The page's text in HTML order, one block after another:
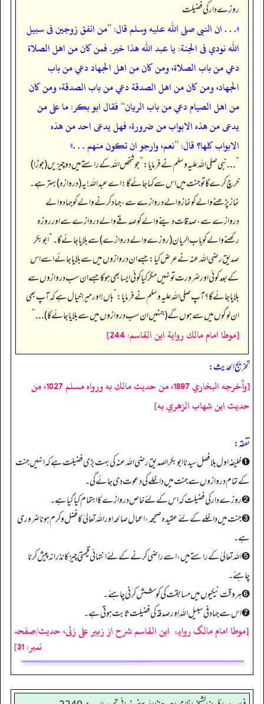
روزے دار کی فضیلت
«. . . ان النبى صلى الله عليه وسلم قال:”من انفق زوجين فى سبيل
الله نودي فى الجنة: يا عبد الله هذا خير. فمن كان من اهل الصلاة
دعي من باب الصلاة، ومن كان من اهل الجهاد دعي من باب
الجهاد، ومن كان من اهل الصدقة دعي من باب الصدقة، ومن كان
من اهل الصيام دعي من باب الريان“فقال ابو بكر: ما على من
يدعى من هذه الابواب من ضرورة، فهل يدعى احد من هذه
الابواب كلها؟ قال:”نعم، وارجو ان تكون منهم . . .»
”... نبی صلی اللہ علیہ وسلم نے فرمایا:”جو شخص اللہ کے راستے میں دو چیزیں (جوڑا)
خرچ کرے گا تو جنت میں اس سے کہا جائے گا: اے عبداللہ! یہ (دروازہ) بہتر ہے۔
نماز پڑھنے والے کو نماز والے دروازے سے، جہاد کرنے والے کو جہاد والے
دروازے سے، صدقات دینے والے کو صدقے والے دروازے سے اور روزہ
رکھنے والے کو باب الریان (روزے والے دروازے) سے بلایا جائے گا۔“ابوبکر
صدیق رضی اللہ عنہ نے عرض کیا: جسے ان دروازوں میں سے بلایا جائے اسے اس
کے بعد کوئی اور ضرورت تو نہیں مگر کیا کوئی ایسا بھی ہوگا جسے ان سب دروازوں سے
بلایا جائے گا؟ آپ صلی اللہ علیہ وسلم نے فرمایا:”ہاں! اور میرا خیال ہے کہ آپ بھی
ان لوگوں میں سے ہوں گے (جنہیں ان سب دروازوں میں سے بلایا جائے گا) ...“
[موطا امام مالك رواية ابن القاسم: 244]
تخریج الحدیث:
[وأخرجه البخاري 1897، من حديث مالك به ورواه مسلم 1027، من
حديث ابن شهاب الزهري به]
تفقه:
➊ خلیفہ اول بلافصل سیدنا ابوبکر الصدیق رضی اللہ عنہ کی بہت بڑی فضیلت ہے کہ انہیں جنت
کے تمام دروازوں سے جنت میں داخلے کی دعوت دی جائے گی۔
➋ روزے دار کی فضیلت کہ اس کے لئے خاص دروازے کا اہتمام کیا گیا ہے۔
➌ جنت میں داخلے کے لئے عقیدہ صحیحہ، اعمال صالحہ اور اللہ تعالیٰ کا فضل و کرم ہونا ضروری
ہے۔
➎ اللہ تعالیٰ کے راستے میں، اسے راضی کرنے کے لئے انتہائی قیمتی چیز کا نذرانہ پیش کرنا
چاہئے۔
➏ ہر وقت نیکیوں میں مسابقت کی کوشش کرنی چاہئے۔
➐ اس سے جہاد فی سبیل اللہ اور صدقہ کی فضیلت ثابت ہوتی ہے۔
[موطا امام مالک روایۃ ابن القاسم شرح از زبیر علی زئی، حدیث/صفحہ
نمبر: 31]